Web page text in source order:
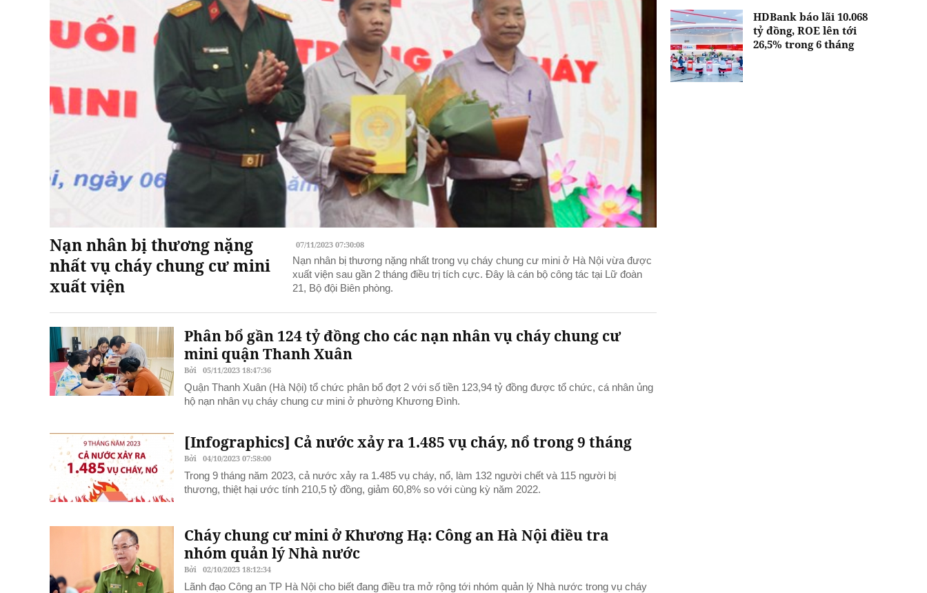
Nạn nhân bị thương nặng
nhất vụ cháy chung cư mini
xuất viện
07/11/2023 07:30:08
Nạn nhân bị thương nặng nhất trong vụ cháy chung cư mini ở Hà Nội vừa được
xuất viện sau gần 2 tháng điều trị tích cực. Đây là cán bộ công tác tại Lữ đoàn
21, Bộ đội Biên phòng.
Phân bổ gần 124 tỷ đồng cho các nạn nhân vụ cháy chung cư
mini quận Thanh Xuân
Bởi 05/11/2023 18:47:36
Quận Thanh Xuân (Hà Nội) tổ chức phân bổ đợt 2 với số tiền 123,94 tỷ đồng được tổ chức, cá nhân ủng
hộ nạn nhân vụ cháy chung cư mini ở phường Khương Đình.
[Infographics] Cả nước xảy ra 1.485 vụ cháy, nổ trong 9 tháng
Bởi 04/10/2023 07:58:00
Trong 9 tháng năm 2023, cả nước xảy ra 1.485 vụ cháy, nổ, làm 132 người chết và 115 người bị
thương, thiệt hại ước tính 210,5 tỷ đồng, giảm 60,8% so với cùng kỳ năm 2022.
Cháy chung cư mini ở Khương Hạ: Công an Hà Nội điều tra
nhóm quản lý Nhà nước
Bởi 02/10/2023 18:12:34
Lãnh đạo Công an TP Hà Nội cho biết đang điều tra mở rộng tới nhóm quản lý Nhà nước trong vụ cháy
HDBank báo lãi 10.068
tỷ đồng, ROE lên tới
26,5% trong 6 tháng